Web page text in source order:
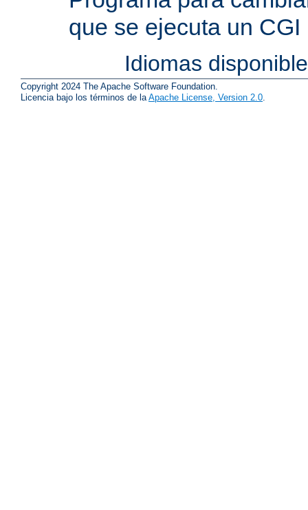
que se ejecuta un CGI
Idiomas
Copyright 2024 The Apache Software Foundation.
Licencia bajo los términos de laApache License, Version 2.0.